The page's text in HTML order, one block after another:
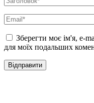
Зберегти моє ім'я, e-
для моїх подальших